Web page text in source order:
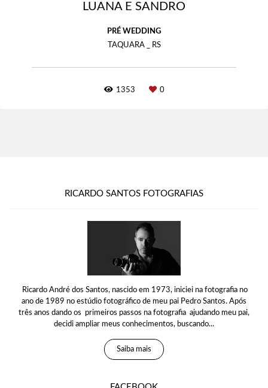
LUANA E SANDRO
PRÉ WEDDING
TAQUARA _ RS
1353 0
RICARDO SANTOS FOTOGRAFIAS
Ricardo André dos Santos, nascido em 1973, iniciei na fotografia no
ano de 1989 no estúdio fotográfico de meu pai Pedro Santos. Após
três anos dando os primeiros passos na fotografia ajudando meu pai,
decidi ampliar meus conhecimentos, buscando...
Saiba mais